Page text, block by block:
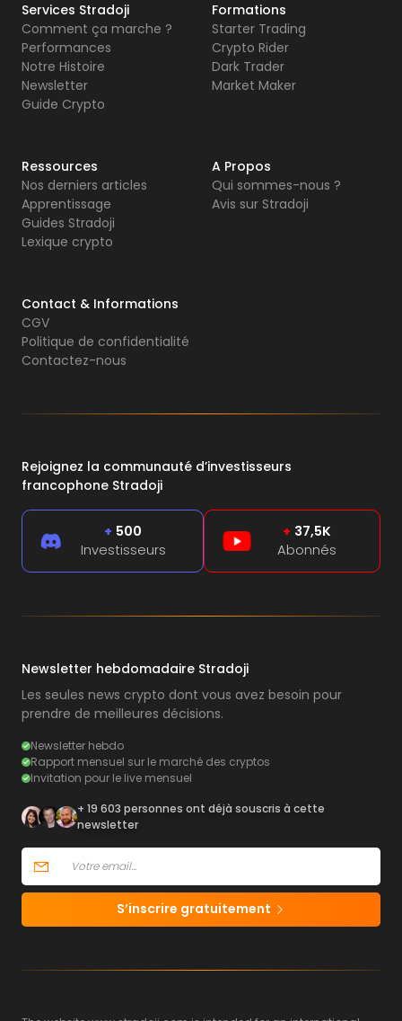
Services Stradoji
Comment ça marche ?
Performances
Notre Histoire
Newsletter
Guide Crypto
Formations
Starter Trading
Crypto Rider
Dark Trader
Market Maker
Ressources
Nos derniers articles
Apprentissage
Guides Stradoji
Lexique crypto
A Propos
Qui sommes-nous ?
Avis sur Stradoji
Contact & Informations
CGV
Politique de confidentialité
Contactez-nous
Rejoignez la communauté d’investisseurs
francophone Stradoji
+ 500
Investisseurs
+ 37,5K
Abonnés
Newsletter hebdomadaire Stradoji
Les seules news crypto dont vous avez besoin pour
prendre de meilleures décisions.
Newsletter hebdo
Rapport mensuel sur le marché des cryptos
Invitation pour le live mensuel
+ 19 603 personnes ont déjà souscris à cette
newsletter
S’inscrire gratuitement